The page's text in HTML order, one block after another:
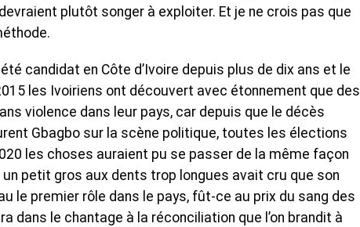
plutôt songer à exploiter. Et je ne crois pas que
candidat en Côte d’Ivoire depuis plus de dix ans et le
les Ivoiriens ont découvert avec étonnement que des
violence dans leur pays, car depuis que le décès
Gbagbo sur la scène politique, toutes les élections
les choses auraient pu se passer de la même façon
un petit gros aux dents trop longues avait cru que son
le premier rôle dans le pays, fût-ce au prix du sang des
dans le chantage à la réconciliation que l’on brandit à